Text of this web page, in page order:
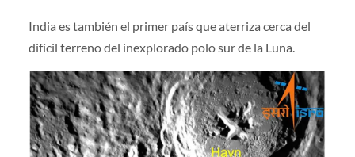
India es también el primer país que aterriza cerca del
difícil terreno del inexplorado polo sur de la Luna.